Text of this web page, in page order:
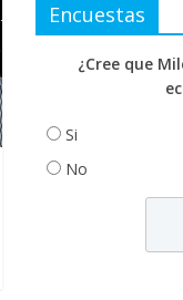
Encuestas
¿Cree que
Si
No